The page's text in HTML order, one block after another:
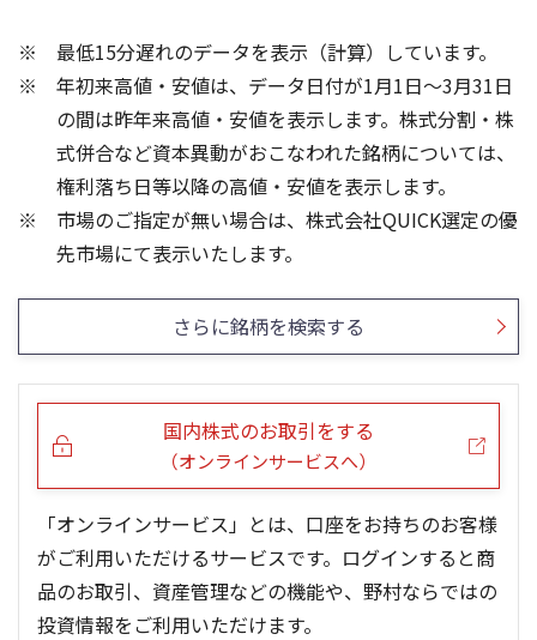
13週移動平均 26週移動平均 出来高(千)
500
1,500
2,500
3,000
3,500
0
1,000
1,500
2,000
5ヶ月移動平均 25ヶ月移動平均 出来高(千)
0
1,500
2,000
2,500
3,000
3,500
0
1,500
最低15分遅れのデータを表示（計算）しています。
年初来高値・安値は、データ日付が1月1日～3月31日
の間は昨年来高値・安値を表示します。株式分割・株
式併合など資本異動がおこなわれた銘柄については、
権利落ち日等以降の高値・安値を表示します。
市場のご指定が無い場合は、株式会社QUICK選定の優
先市場にて表示いたします。
さらに銘柄を検索する
国内株式のお取引をする
（オンラインサービスへ）
「オンラインサービス」とは、口座をお持ちのお客様
がご利用いただけるサービスです。ログインすると商
品のお取引、資産管理などの機能や、野村ならではの
投資情報をご利用いただけます。